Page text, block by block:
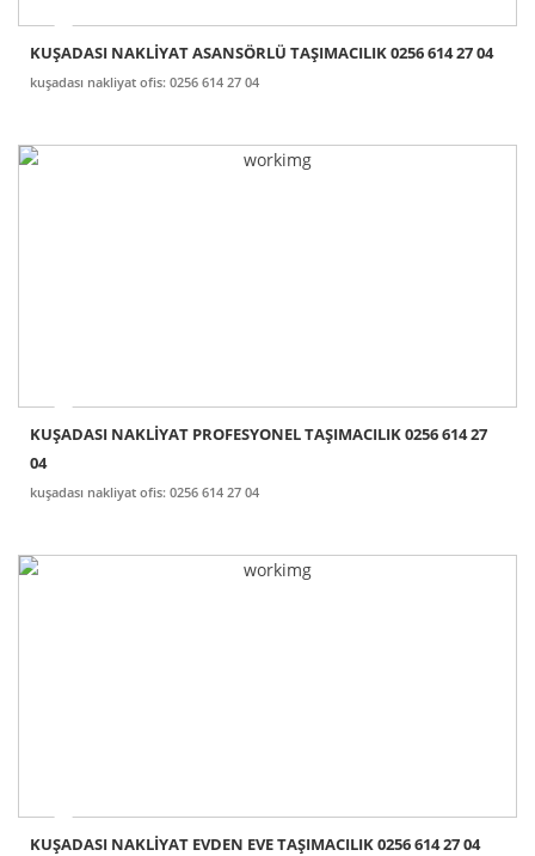
KUŞADASI NAKLİYAT ASANSÖRLÜ TAŞIMACILIK 0256 614 27 04
kuşadası nakliyat ofis: 0256 614 27 04
KUŞADASI NAKLİYAT PROFESYONEL TAŞIMACILIK 0256 614 27
04
kuşadası nakliyat ofis: 0256 614 27 04
KUŞADASI NAKLİYAT EVDEN EVE TAŞIMACILIK 0256 614 27 04